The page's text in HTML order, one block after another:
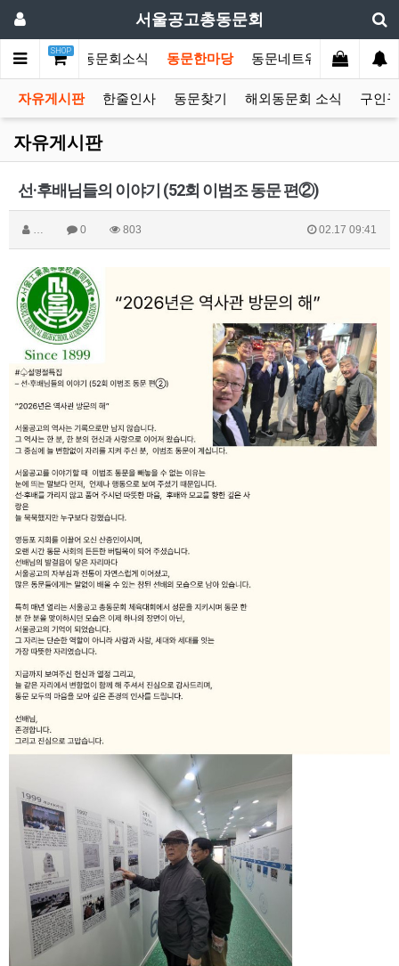
서울공고총동문회
SHOP
회소개 총동문회소식 동문한마당 동문네트워크 커뮤니
자유게시판 한줄인사 동문찾기 해외동문회 소식 구인
자유게시판
선·후배님들의 이야기 (52회 이범조 동문 편②)
… 0 803 02.17 09:41